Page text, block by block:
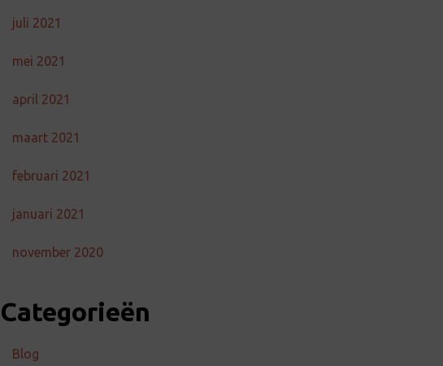
juli 2021
mei 2021
april 2021
maart 2021
februari 2021
januari 2021
november 2020
Categorieën
Blog